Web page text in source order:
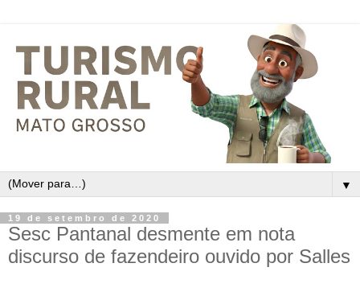
▼
19 de setembro de 2020
Sesc Pantanal desmente em nota
discurso de fazendeiro ouvido por Salles